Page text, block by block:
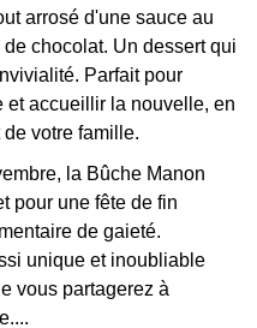
arrosé d'une sauce au
chocolat. Un dessert qui
Parfait pour
et accueillir la nouvelle, en
votre famille.
la Bûche Manon
pour une fête de fin
de gaieté.
unique et inoubliable
vous partagerez à